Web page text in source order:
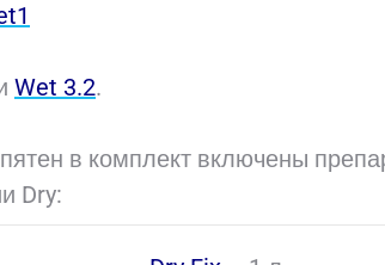
Wet 3.2.
в комплект включены
Dry: